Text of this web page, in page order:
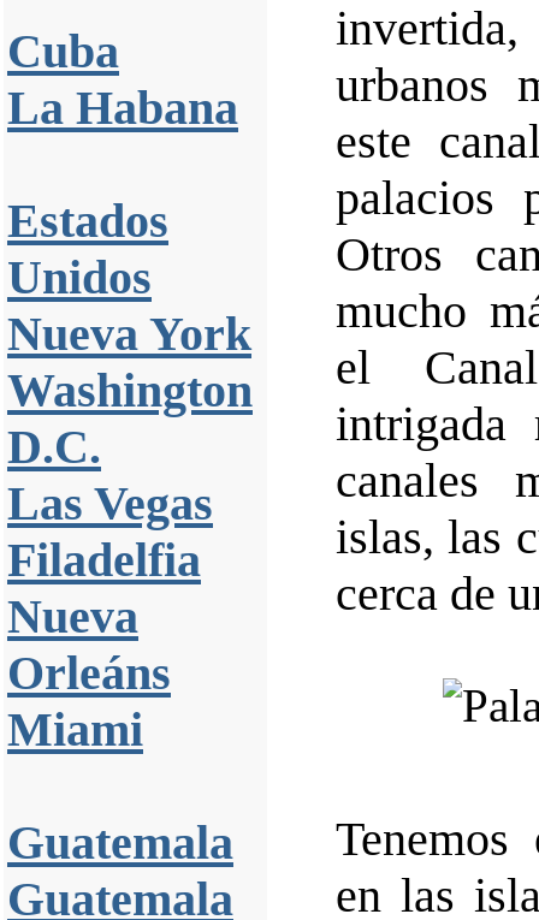
Cuba
La Habana
Estados
Unidos
Nueva York
Washington
D.C.
Las Vegas
Filadelfia
Nueva
Orleáns
Miami
Guatemala
Guatemala
urbanos
este
palacios
Otros
mucho
el
intrigada
canales
islas, las
cerca de
en las